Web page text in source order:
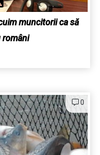
muncitorii ca să
români
0